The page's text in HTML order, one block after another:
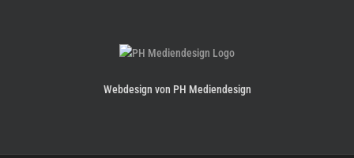
Webdesign von PH Mediendesign